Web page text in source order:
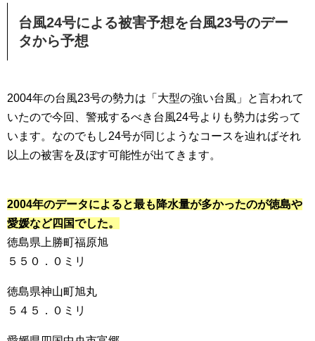
台風24号による被害予想を台風23号のデー
タから予想
2004年の台風23号の勢力は「大型の強い台風」と言われて
いたので今回、警戒するべき台風24号よりも勢力は劣って
います。なのでもし24号が同じようなコースを辿ればそれ
以上の被害を及ぼす可能性が出てきます。
2004年のデータによると最も降水量が多かったのが徳島や
愛媛など四国でした。
徳島県上勝町福原旭
５５０．０ミリ
徳島県神山町旭丸
５４５．０ミリ